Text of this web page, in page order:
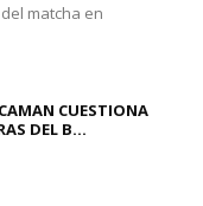
matcha en
CUESTIONA
DEL B...